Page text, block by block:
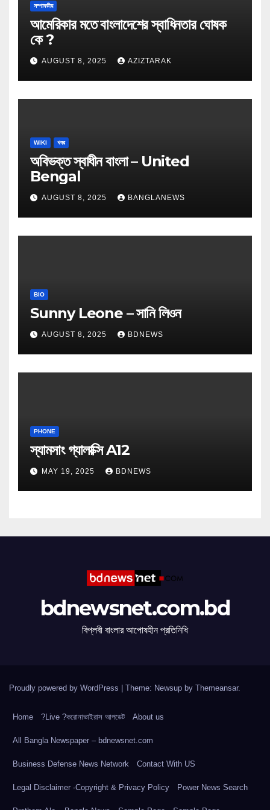
সম্পাদকীয়
আমেরিকার মতে বাংলাদেশের স্বাধিনতার ঘোষক
কে ?
AUGUST 8, 2025 AZIZTARAK
WIKI খবর
অবিভক্ত স্বাধীন বাংলা – United
Bengal
AUGUST 8, 2025 BANGLANEWS
BIO
Sunny Leone – সানি লিওন
AUGUST 8, 2025 BDNEWS
PHONE
স্যামসাং গ্যালাক্সি A12
MAY 19, 2025 BDNEWS
bdnewsnet.com.bd
বিপ্লবী বাংলার আপোষহীন প্রতিনিধি
Proudly powered by WordPress Theme: Newsup by Themeansar.
Home ?Live ?করোনাভাইরাস আপডেট About us
All Bangla Newspaper – bdnewsnet.com
Business Defense News Network Contact With US
Legal Disclaimer -Copyright & Privacy Policy Power News Search